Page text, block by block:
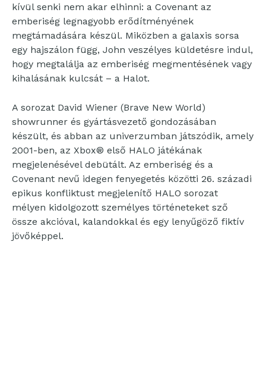
kívül senki nem akar elhinni: a Covenant az
emberiség legnagyobb erődítményének
megtámadására készül. Miközben a galaxis sorsa
egy hajszálon függ, John veszélyes küldetésre indul,
hogy megtalálja az emberiség megmentésének vagy
kihalásának kulcsát – a Halot.
A sorozat David Wiener (Brave New World)
showrunner és gyártásvezető gondozásában
készült, és abban az univerzumban játszódik, amely
2001-ben, az Xbox® első HALO játékának
megjelenésével debütált. Az emberiség és a
Covenant nevű idegen fenyegetés közötti 26. századi
epikus konfliktust megjelenítő HALO sorozat
mélyen kidolgozott személyes történeteket sző
össze akcióval, kalandokkal és egy lenyűgöző fiktív
jövőképpel.